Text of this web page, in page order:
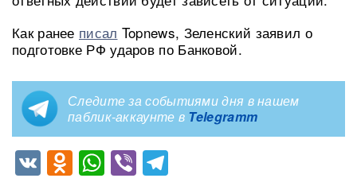
Как ранее писал Topnews, Зеленский заявил о
подготовке РФ ударов по Банковой.
Следите за событиями дня в нашем
паблик-аккаунте в Telegramm
VKOdnoklassniki
WhatsApp
Viber